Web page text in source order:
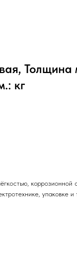
Толщина
кг
коррозионной
упаковке и